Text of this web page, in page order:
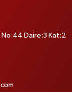
No:44 Daire:3 Kat:2